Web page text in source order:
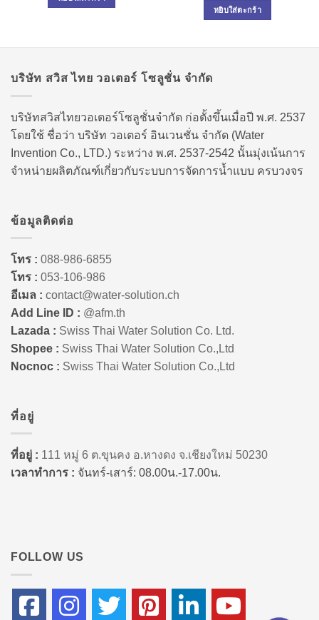
หยิบใส่ตะกร้า
บริษัท สวิส ไทย วอเตอร์ โซลูชั่น จำกัด
บริษัทสวิสไทยวอเตอร์โซลูชั่นจำกัด ก่อตั้งขึ้นเมื่อปี พ.ศ. 2537
โดยใช้ ชื่อว่า บริษัท วอเตอร์ อินเวนชั่น จำกัด (Water
Invention Co., LTD.) ระหว่าง พ.ศ. 2537-2542 นั้นมุ่งเน้นการ
จำหน่ายผลิตภัณฑ์เกี่ยวกับระบบการจัดการน้ำแบบ ครบวงจร
ข้อมูลติดต่อ
โทร : 088-986-6855
โทร : 053-106-986
อีเมล : contact@water-solution.ch
Add Line ID : @afm.th
Lazada : Swiss Thai Water Solution Co. Ltd.
Shopee : Swiss Thai Water Solution Co.,Ltd
Nocnoc : Swiss Thai Water Solution Co.,Ltd
ที่อยู่
ที่อยู่ : 111 หมู่ 6 ต.ขุนคง อ.หางดง จ.เชียงใหม่ 50230
เวลาทำการ : จันทร์-เสาร์: 08.00น.-17.00น.
FOLLOW US